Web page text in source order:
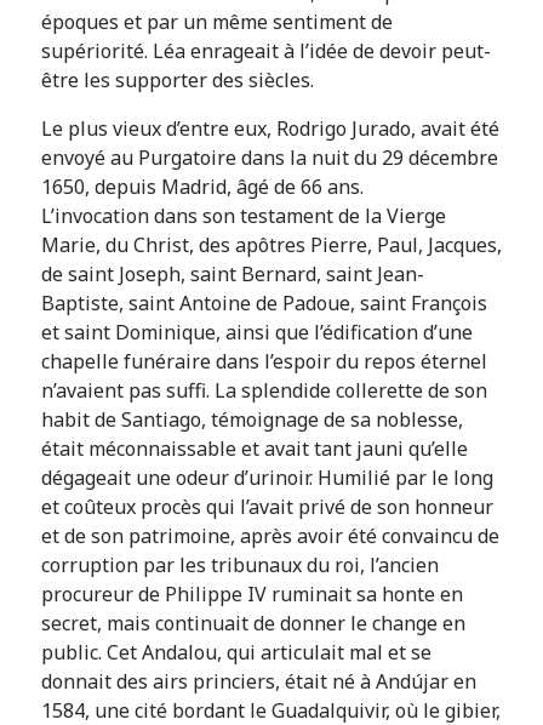
époques et par un même sentiment de
supériorité. Léa enrageait à l’idée de devoir peut-
être les supporter des siècles.
Le plus vieux d’entre eux, Rodrigo Jurado, avait été
envoyé au Purgatoire dans la nuit du 29 décembre
1650, depuis Madrid, âgé de 66 ans.
L’invocation dans son testament de la Vierge
Marie, du Christ, des apôtres Pierre, Paul, Jacques,
de saint Joseph, saint Bernard, saint Jean-
Baptiste, saint Antoine de Padoue, saint François
et saint Dominique, ainsi que l’édification d’une
chapelle funéraire dans l’espoir du repos éternel
n’avaient pas suffi. La splendide collerette de son
habit de Santiago, témoignage de sa noblesse,
était méconnaissable et avait tant jauni qu’elle
dégageait une odeur d’urinoir. Humilié par le long
et coûteux procès qui l’avait privé de son honneur
et de son patrimoine, après avoir été convaincu de
corruption par les tribunaux du roi, l’ancien
procureur de Philippe IV ruminait sa honte en
secret, mais continuait de donner le change en
public. Cet Andalou, qui articulait mal et se
donnait des airs princiers, était né à Andújar en
1584, une cité bordant le Guadalquivir, où le gibier,